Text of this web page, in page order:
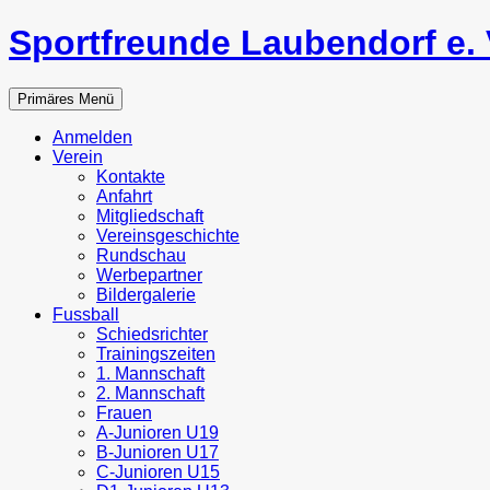
Zum
Inhalt
Sportfreunde Laubendorf e.
Suchen
Primäres Menü
Anmelden
Verein
Kontakte
Anfahrt
Mitgliedschaft
Vereinsgeschichte
Rundschau
Werbepartner
Bildergalerie
Fussball
Schiedsrichter
Trainingszeiten
1. Mannschaft
2. Mannschaft
Frauen
A-Junioren U19
B-Junioren U17
C-Junioren U15